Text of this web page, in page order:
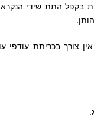
בקפל התת שידי
צורך בכריתת עודפי